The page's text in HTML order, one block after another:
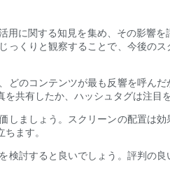
に関する知見を集め、その影響
くりと観察することで、今後の
のコンテンツが最も反響を呼ん
共有したか、ハッシュタグは注目
ましょう。スクリーンの配置は
ます。
討すると良いでしょう。評判の